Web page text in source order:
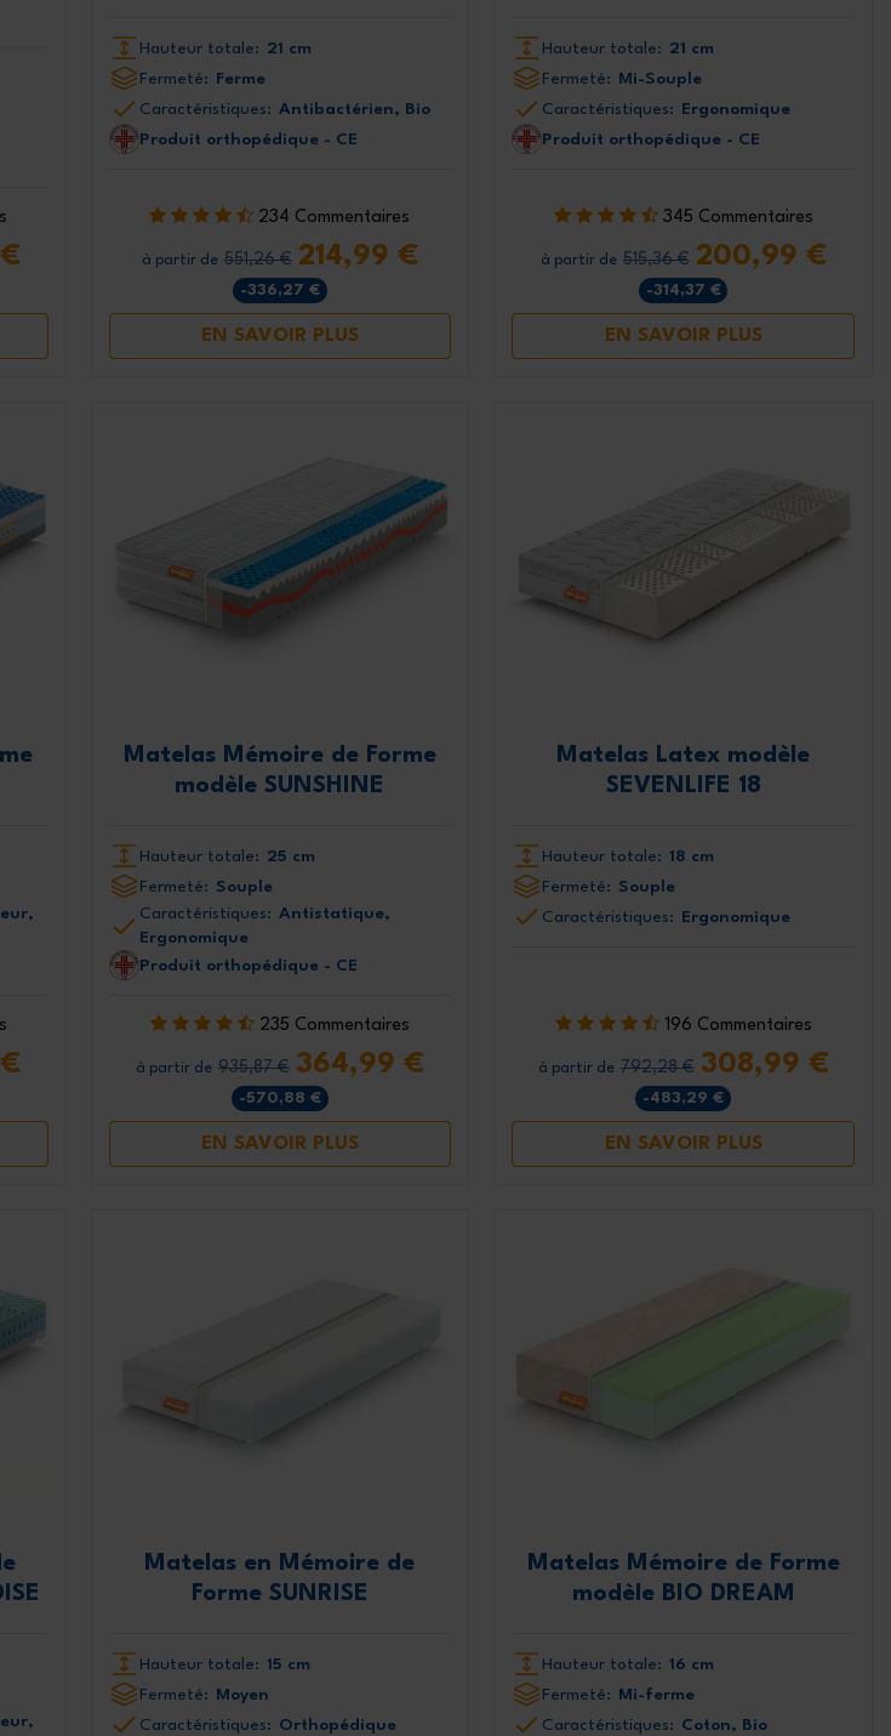
Hauteur totale: 21 cm
Fermeté: Ferme
Caractéristiques: Antibactérien, Bio
Produit orthopédique - CE
234 Commentaires
à partir de 551,26 € 214,99 €
-336,27 €
EN SAVOIR PLUS
Hauteur totale: 21 cm
Fermeté: Mi-Souple
Caractéristiques: Ergonomique
Produit orthopédique - CE
345 Commentaires
à partir de 515,36 € 200,99 €
-314,37 €
EN SAVOIR PLUS
Matelas Mémoire de Forme
modèle SUNSHINE
Hauteur totale: 25 cm
Fermeté: Souple
Caractéristiques: Antistatique,
Ergonomique
Produit orthopédique - CE
235 Commentaires
à partir de 935,87 € 364,99 €
-570,88 €
EN SAVOIR PLUS
Matelas Latex modèle
SEVENLIFE 18
Hauteur totale: 18 cm
Fermeté: Souple
Caractéristiques: Ergonomique
196 Commentaires
à partir de 792,28 € 308,99 €
-483,29 €
EN SAVOIR PLUS
Matelas en Mémoire de
Forme SUNRISE
Hauteur totale: 15 cm
Fermeté: Moyen
Caractéristiques: Orthopédique
Matelas Mémoire de Forme
modèle BIO DREAM
Hauteur totale: 16 cm
Fermeté: Mi-ferme
Caractéristiques: Coton, Bio
promotions